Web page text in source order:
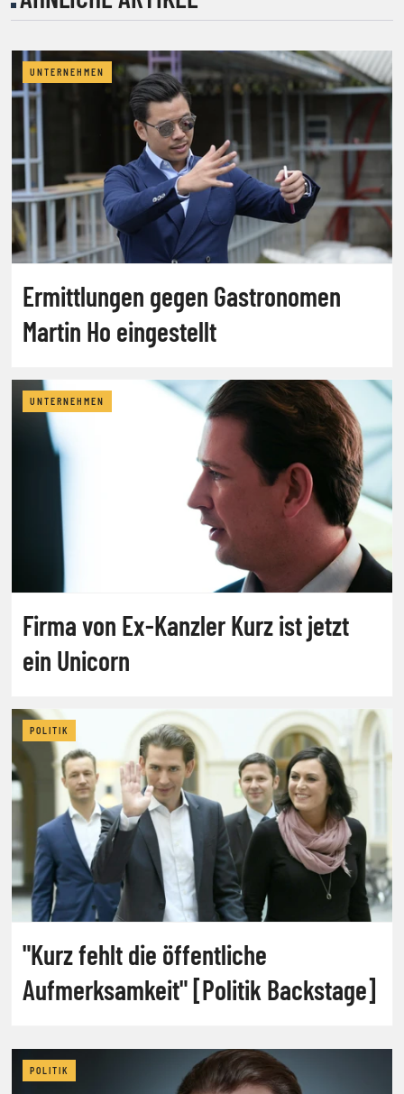
UNTERNEHMEN
Ermittlungen gegen Gastronomen
Martin Ho eingestellt
UNTERNEHMEN
Firma von Ex-Kanzler Kurz ist jetzt
ein Unicorn
POLITIK
"Kurz fehlt die öffentliche
Aufmerksamkeit" [Politik Backstage]
POLITIK